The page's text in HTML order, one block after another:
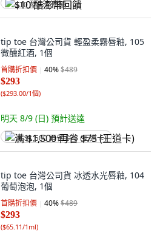
$10 酷澎幣回饋
tip toe 台灣公司貨 輕盈柔霧唇釉, 105
微醺紅酒, 1個
首購折扣價 40%$489
$293
($293.00/1個)
明天 8/9 (日) 預計送達
满 $1,500 再省 $75 (王道卡)
tip toe 台灣公司貨 冰透水光唇釉, 104
葡萄泡泡, 1個
首購折扣價 40%$489
$293
($65.11/1ml)